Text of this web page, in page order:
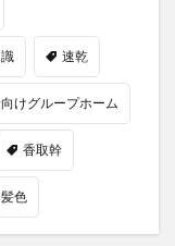
速乾
けグループホーム
香取幹
髪色